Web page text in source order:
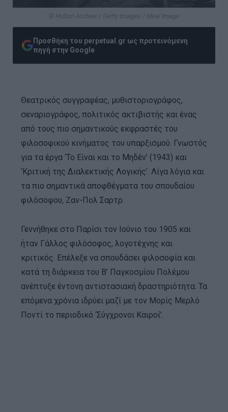
© Hulton Archive / Getty Images / Ideal Image
Προσθήκη του perpetual.gr ως προτεινόμενη
πηγή στην Google
Θεατρικός συγγραφέας, μυθιστοριογράφος,
σεναριογράφος, πολιτικός ακτιβιστής και ένας
από τους πιο σημαντικούς εκφραστές του
φιλοσοφικού κινήματος του υπαρξισμού. Γνωστός
για τα έργα ‘Το Είναι και το Μηδέν’ (1943) και
‘Κριτική της Διαλεκτικής Λογικής’. Λίγα λόγια και
τα πιο σημαντικά αποφθέγματα του σπουδαίου
φιλόσοφου, Ζαν-Πολ Σαρτρ.
Γεννήθηκε στο Παρίσι τον Ιούνιο του 1905 και
ήταν Γάλλος φιλόσοφος, λογοτέχνης και
κριτικός. Επέλεξε να σπουδάσει φιλοσοφία και
κατά τη διάρκεια του Β’ Παγκοσμίου Πολέμου
ανέπτυξε έντονη αντιστασιακή δραστηριότητα. Τα
επόμενα χρόνια ιδρύει μαζί με τον Μορίς Mερλό
Ποντί το περιοδικό ‘Σύγχρονοι Καιροί’.